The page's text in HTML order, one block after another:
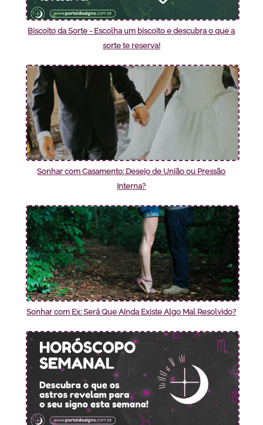
Biscoito da Sorte - Escolha um biscoito e descubra o que a
sorte te reserva!
Sonhar com Casamento: Desejo de União ou Pressão
Interna?
Sonhar com Ex: Será Que Ainda Existe Algo Mal Resolvido?